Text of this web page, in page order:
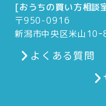
[おうちの買い方相談
〒950-0916
新潟市中央区米山10
よくある質問